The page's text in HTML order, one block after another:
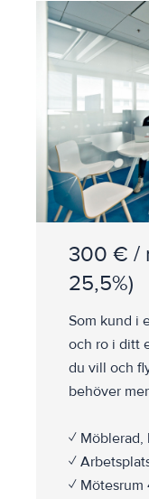
300 € /
25,5%)
Som kund i
och ro i ditt
du vill och
behöver
✓ Möblerad,
✓
✓ Mötesrum